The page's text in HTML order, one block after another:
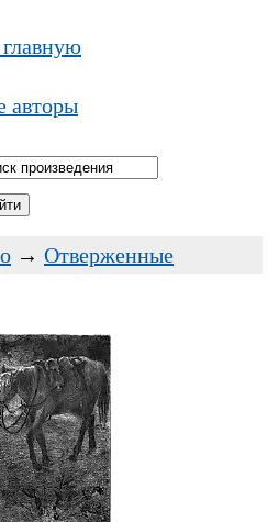
авторы
→ Отверженные